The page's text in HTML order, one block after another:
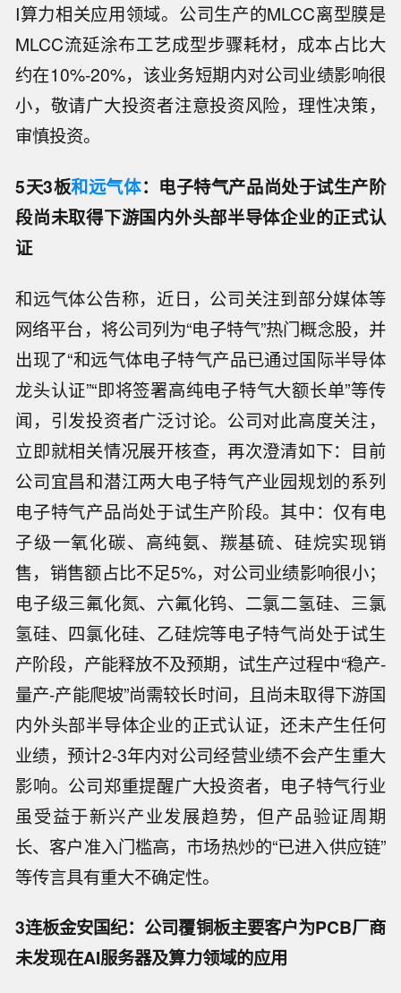
I算力相关应用领域。公司生产的MLCC离型膜是
MLCC流延涂布工艺成型步骤耗材，成本占比大
约在10%-20%，该业务短期内对公司业绩影响很
小，敬请广大投资者注意投资风险，理性决策，
审慎投资。
5天3板和远气体：电子特气产品尚处于试生产阶
段尚未取得下游国内外头部半导体企业的正式认
证
和远气体公告称，近日，公司关注到部分媒体等
网络平台，将公司列为“电子特气”热门概念股，并
出现了“和远气体电子特气产品已通过国际半导体
龙头认证”“即将签署高纯电子特气大额长单”等传
闻，引发投资者广泛讨论。公司对此高度关注，
立即就相关情况展开核查，再次澄清如下：目前
公司宜昌和潜江两大电子特气产业园规划的系列
电子特气产品尚处于试生产阶段。其中：仅有电
子级一氧化碳、高纯氨、羰基硫、硅烷实现销
售，销售额占比不足5%，对公司业绩影响很小；
电子级三氟化氮、六氟化钨、二氯二氢硅、三氯
氢硅、四氯化硅、乙硅烷等电子特气尚处于试生
产阶段，产能释放不及预期，试生产过程中“稳产-
量产-产能爬坡”尚需较长时间，且尚未取得下游国
内外头部半导体企业的正式认证，还未产生任何
业绩，预计2-3年内对公司经营业绩不会产生重大
影响。公司郑重提醒广大投资者，电子特气行业
虽受益于新兴产业发展趋势，但产品验证周期
长、客户准入门槛高，市场热炒的“已进入供应链”
等传言具有重大不确定性。
3连板金安国纪：公司覆铜板主要客户为PCB厂商
未发现在AI服务器及算力领域的应用